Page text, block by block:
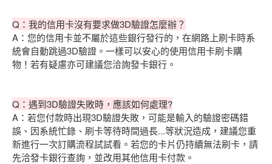
Q：我的信用卡沒有要求做3D驗證怎麼辦？
A：您的信用卡並不屬於這些銀行發行的，在網路上刷卡時系
統會自動跳過3D驗證。一樣可以安心的使用信用卡刷卡購
物！若有疑慮亦可建議您洽詢發卡銀行。
Q：遇到3D驗證失敗時，應該如何處理?
A：若您付款時出現3D驗證失敗，可能是輸入的驗證密碼錯
誤、因系統忙錄、刷卡等待時間過長...等狀況造成，建議您重
新進行一次訂購流程試試看。若您的卡片仍持續無法刷卡，請
先洽發卡銀行查詢，並改用其他信用卡付款。